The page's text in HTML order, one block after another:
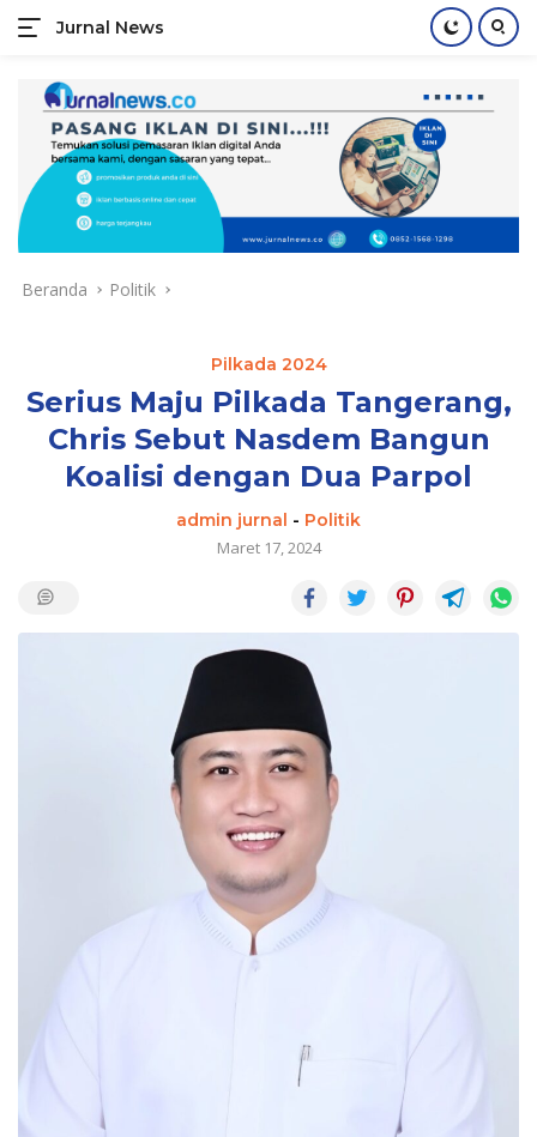
konten
Jurnal News
Jendela
Rakyat
Beranda Politik
Pilkada 2024
Serius Maju Pilkada Tangerang,
Chris Sebut Nasdem Bangun
Koalisi dengan Dua Parpol
admin jurnal - Politik
Maret 17, 2024